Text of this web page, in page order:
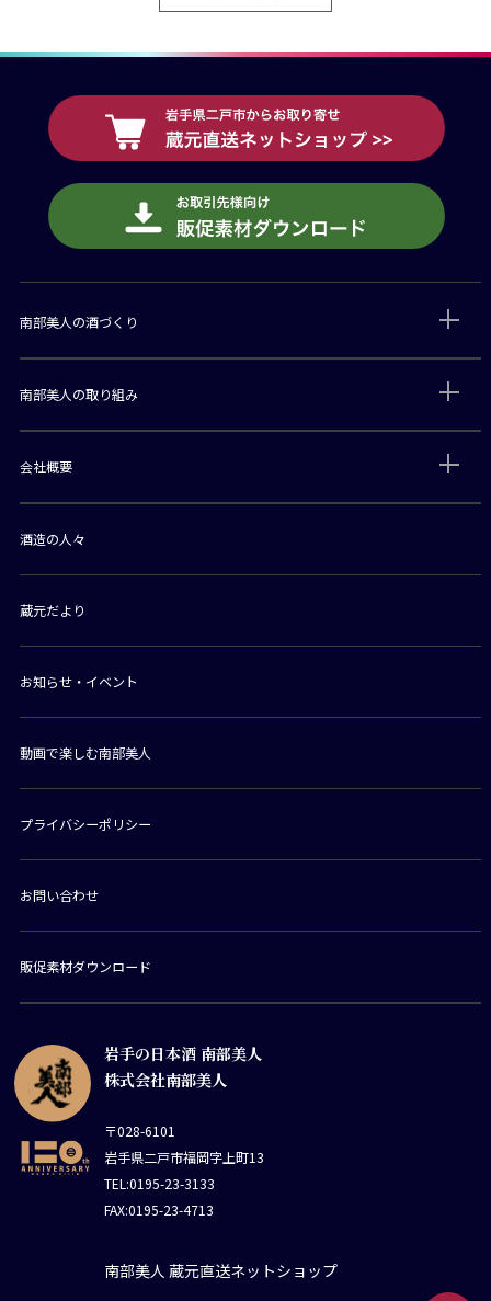
岩手の日本酒 南部美人
株式会社南部美人
〒028-6101
岩手県二戸市福岡字上町13
TEL:0195-23-3133
FAX:0195-23-4713
南部美人 蔵元直送ネットショップ
南部美人の酒づくり
南部美人の取り組み
会社概要
酒造の人々
蔵元だより
お知らせ・イベント
動画で楽しむ南部美人
プライバシーポリシー
お問い合わせ
販促素材ダウンロード